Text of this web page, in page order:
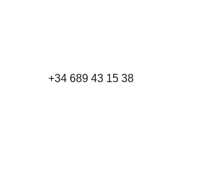
+34 689 43 15 38